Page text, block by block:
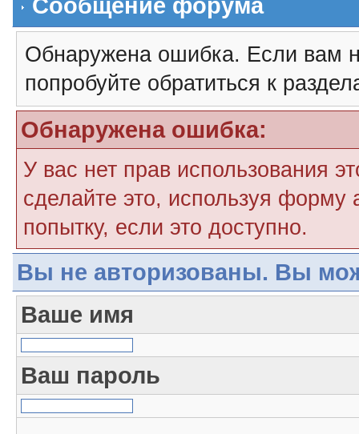
Обнаружена ошибка. Если вам
попробуйте обратиться к
Обнаружена ошибка:
У вас нет прав использования
сделайте это, используя форму
попытку, если это доступно.
Вы не авторизованы. Вы
Ваше имя
Ваш пароль